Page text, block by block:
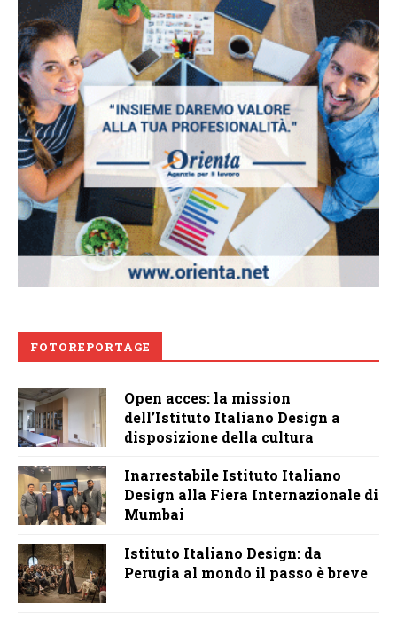
FOTOREPORTAGE
Open acces: la mission
dell’Istituto Italiano Design a
disposizione della cultura
Inarrestabile Istituto Italiano
Design alla Fiera Internazionale di
Mumbai
Istituto Italiano Design: da
Perugia al mondo il passo è breve